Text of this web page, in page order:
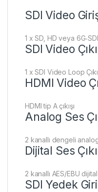
SDI Video
1 x SD, HD veya
SDI Video
1 x SDI Video Loop
HDMI Video
HDMI tip A çıkışı
Analog Ses
2 kanallı dengeli
Dijital Ses
2 kanallı AES/EBU
SDI Yedek